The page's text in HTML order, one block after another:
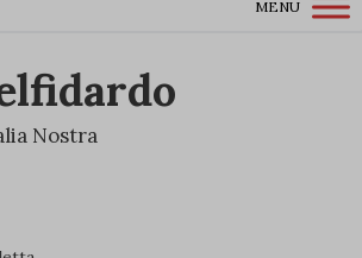
MENU
Nostra